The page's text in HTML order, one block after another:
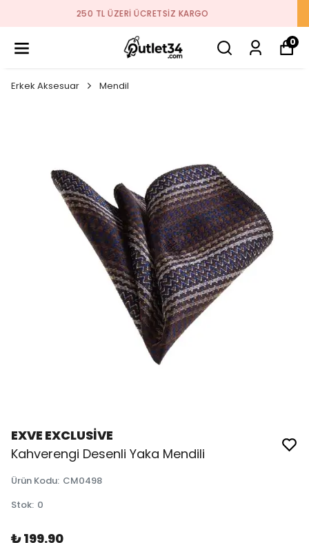
2026 SEZON ÜRÜNLER STOKLARDA
0
Erkek Aksesuar Mendil
EXVE EXCLUSİVE
Kahverengi Desenli Yaka Mendili
Ürün Kodu: CM0498
Stok: 0
₺ 199.90